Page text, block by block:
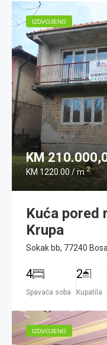
IZDVOJENO
KM
KM 1220.00 / m2
Kuća pored
Krupa
Sokak bb, 77240
4
Spavaća soba
2
Kupatila
IZDVOJENO